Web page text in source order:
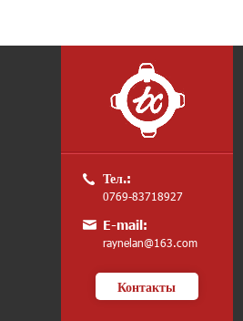
Тел.:
0769-83718927
E-mail:
raynelan@163.com
Контакты